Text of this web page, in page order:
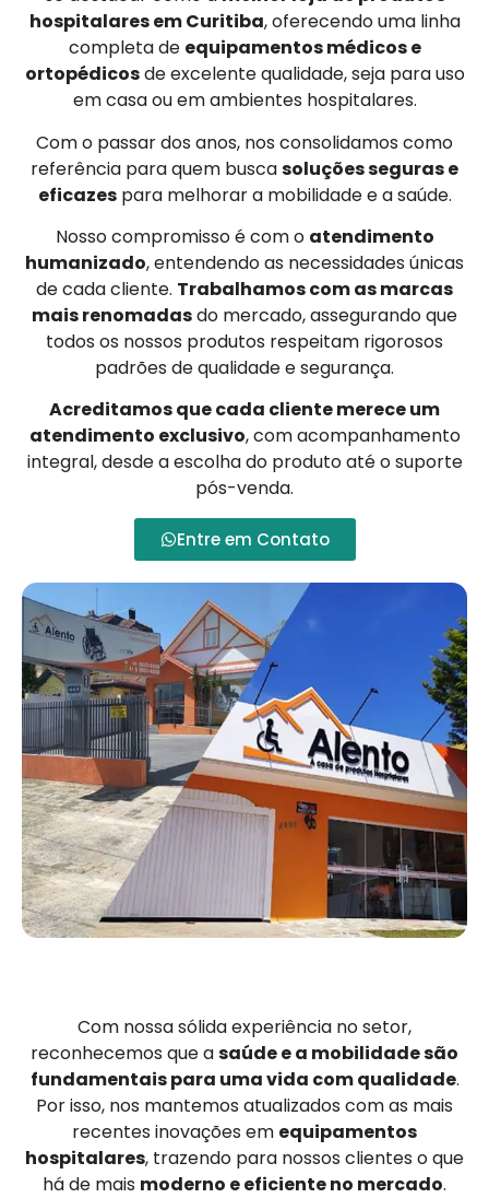
hospitalares em Curitiba, oferecendo uma linha
completa de equipamentos médicos e
ortopédicosde excelente qualidade, seja para uso
em casa ou em ambientes hospitalares.
Com o passar dos anos, nos consolidamos como
referência para quem buscasoluções seguras e
eficazespara melhorar a mobilidade e a saúde.
Nosso compromisso é com o atendimento
humanizado, entendendo as necessidades únicas
de cada cliente. Trabalhamos com as marcas
mais renomadasdo mercado, assegurando que
todos os nossos produtos respeitam rigorosos
padrões de qualidade e segurança.
Acreditamos que cada cliente merece um
atendimento exclusivo, com acompanhamento
integral, desde a escolha do produto até o suporte
pós-venda.
Entre em Contato
Com nossa sólida experiência no setor,
reconhecemos que asaúde e a mobilidade são
fundamentais para uma vida com qualidade.
Por isso, nos mantemos atualizados com as mais
recentes inovações em equipamentos
hospitalares, trazendo para nossos clientes o que
há de mais moderno e eficiente no mercado.